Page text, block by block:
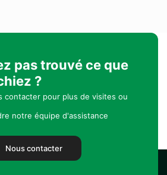
pas trouvé ce que
?
contacter pour plus de visites ou
notre équipe d'assistance
Nous contacter